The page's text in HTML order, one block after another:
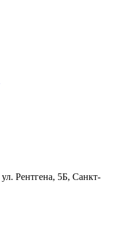
ул. Рентгена, 5Б, Санкт-